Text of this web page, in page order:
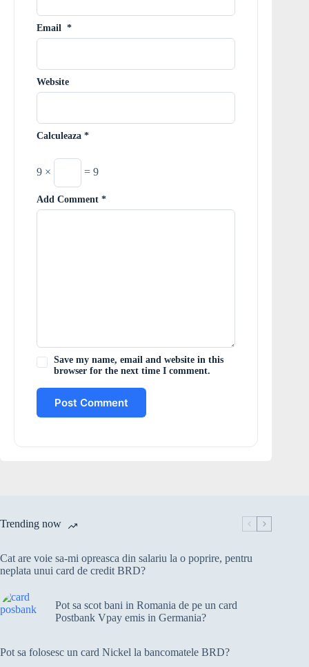
Email *
Website
Calculeaza *
9 × = 9
Add Comment *
Save my name, email and website in this
browser for the next time I comment.
Post Comment
Trending now
Cat are voie sa-mi opreasca din salariu la o poprire, pentru
neplata unui card de credit BRD?
Pot sa scot bani in Romania de pe un card
Postbank Vpay emis in Germania?
Pot sa folosesc un card Nickel la bancomatele BRD?